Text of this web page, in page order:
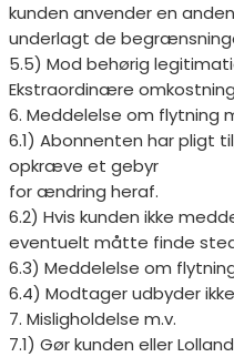
kunden anvender en
underlagt de
5.5) Mod behørig
Ekstraordinære
6. Meddelelse om flytning
6.1) Abonnenten har pligt
opkræve et gebyr
for ændring heraf.
6.2) Hvis kunden ikke
eventuelt måtte finde
6.3) Meddelelse om
6.4) Modtager udbyder
7. Misligholdelse m.v.
7.1) Gør kunden eller